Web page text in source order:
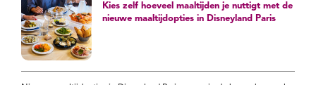
Kies zelf hoeveel maaltijden je nuttigt met de
nieuwe maaltijdopties in Disneyland Paris